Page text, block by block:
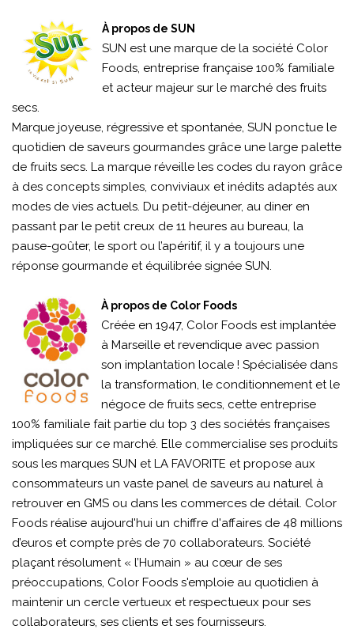
À propos de SUN
SUN est une marque de la société Color
Foods, entreprise française 100% familiale
et acteur majeur sur le marché des fruits
secs.
Marque joyeuse, régressive et spontanée, SUN ponctue le
quotidien de saveurs gourmandes grâce une large palette
de fruits secs. La marque réveille les codes du rayon grâce
à des concepts simples, conviviaux et inédits adaptés aux
modes de vies actuels. Du petit-déjeuner, au diner en
passant par le petit creux de 11 heures au bureau, la
pause-goûter, le sport ou l’apéritif, il y a toujours une
réponse gourmande et équilibrée signée SUN.
À propos de Color Foods
Créée en 1947, Color Foods est implantée
à Marseille et revendique avec passion
son implantation locale ! Spécialisée dans
la transformation, le conditionnement et le
négoce de fruits secs, cette entreprise
100% familiale fait partie du top 3 des sociétés françaises
impliquées sur ce marché. Elle commercialise ses produits
sous les marques SUN et LA FAVORITE et propose aux
consommateurs un vaste panel de saveurs au naturel à
retrouver en GMS ou dans les commerces de détail. Color
Foods réalise aujourd'hui un chiffre d'affaires de 48 millions
d’euros et compte près de 70 collaborateurs. Société
plaçant résolument « l’Humain » au cœur de ses
préoccupations, Color Foods s'emploie au quotidien à
maintenir un cercle vertueux et respectueux pour ses
collaborateurs, ses clients et ses fournisseurs.